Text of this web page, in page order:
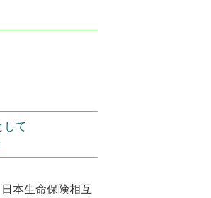
して
本生命保険相互